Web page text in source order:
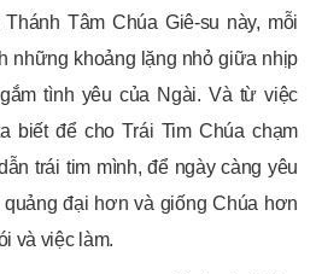
Tâm Chúa Giê-su này, mỗi
những khoảng lặng nhỏ giữa nhịp
tình yêu của Ngài. Và từ việc
biết để cho Trái Tim Chúa chạm
trái tim mình, để ngày càng yêu
đại hơn và giống Chúa hơn
và việc làm.